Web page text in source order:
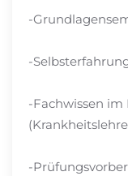
-
-
-Fachwissen im
-